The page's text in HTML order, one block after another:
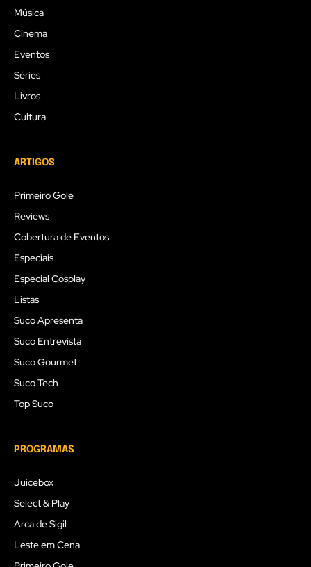
Música
Cinema
Eventos
Séries
Livros
Cultura
ARTIGOS
Primeiro Gole
Reviews
Cobertura de Eventos
Especiais
Especial Cosplay
Listas
Suco Apresenta
Suco Entrevista
Suco Gourmet
Suco Tech
Top Suco
PROGRAMAS
Juicebox
Select & Play
Arca de Sigil
Leste em Cena